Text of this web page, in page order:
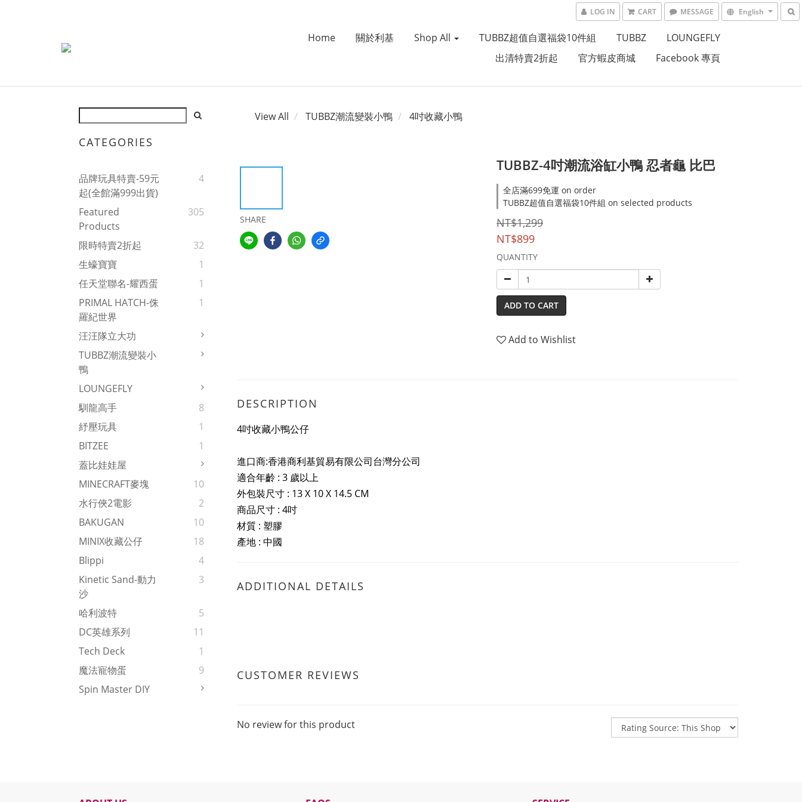
LOG IN CART MESSAGE English
Home 關於利基 Shop All TUBBZ超值自選福袋10件組 TUBBZ
LOUNGEFLY
出清特賣2折起
官方蝦皮商城 Facebook 專頁
CATEGORIES
品牌玩具特賣-59元
起(全館滿999出貨)
4
Featured
Products
305
限時特賣2折起
32
生蠔寶寶
1
任天堂聯名-耀西蛋
1
PRIMAL HATCH-侏
羅紀世界
1
汪汪隊立大功
TUBBZ潮流變裝小
鴨
LOUNGEFLY
馴龍高手
8
紓壓玩具
1
BITZEE
1
蓋比娃娃屋
MINECRAFT麥塊
10
水行俠2電影
2
BAKUGAN
10
MINIX收藏公仔
18
Blippi
4
Kinetic Sand-動力
沙
3
哈利波特
5
DC英雄系列
11
Tech Deck
1
魔法寵物蛋
9
Spin Master DIY
View All TUBBZ潮流變裝小鴨 4吋收藏小鴨
SHARE
TUBBZ-4吋潮流浴缸小鴨 忍者龜 比巴
全店滿699免運 on order
TUBBZ超值自選福袋10件組 on selected products
NT$1,299
NT$899
QUANTITY
ADD TO CART
Add to Wishlist
DESCRIPTION
4吋收藏小鴨公仔
進口商:香港商利基貿易有限公司台灣分公司
適合年齡 : 3 歲以上
外包裝尺寸 : 13 X 10 X 14.5 CM
商品尺寸 : 4吋
材質 : 塑膠
產地 : 中國
ADDITIONAL DETAILS
CUSTOMER REVIEWS
No review for this product